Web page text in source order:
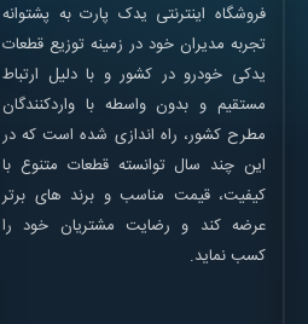
فروشگاه اینترنتی یدک پارت به پشتوانه
تجربه مدیران خود در زمینه توزیع قطعات
یدکی خودرو در کشور و با دلیل ارتباط
مستقیم و بدون واسطه با واردکنندگان
مطرح کشور، راه اندازی شده است که در
این چند سال توانسته قطعات متنوع با
کیفیت، قیمت مناسب و برند های برتر
عرضه کند و رضایت مشتریان خود را
کسب نماید.